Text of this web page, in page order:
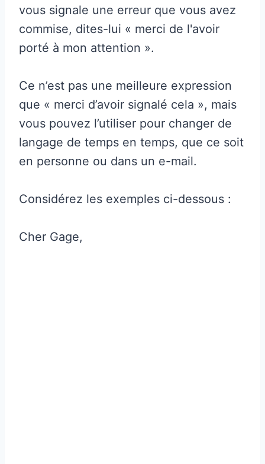
vous signale une erreur que vous avez
commise, dites-lui « merci de l'avoir
porté à mon attention ».
Ce n’est pas une meilleure expression
que « merci d’avoir signalé cela », mais
vous pouvez l’utiliser pour changer de
langage de temps en temps, que ce soit
en personne ou dans un e-mail.
Considérez les exemples ci-dessous :
Cher Gage,